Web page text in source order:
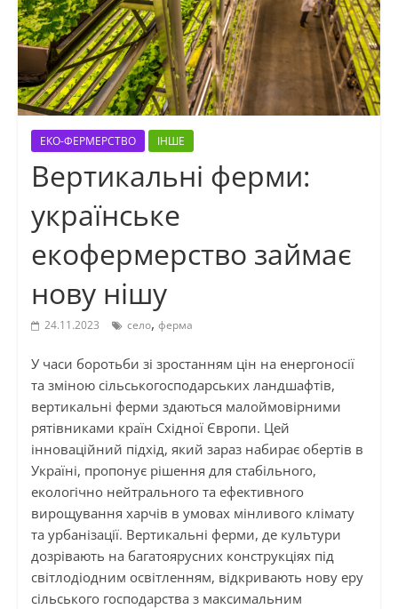
ЕКО-ФЕРМЕРСТВО ІНШЕ
Вертикальні ферми:
українське
екофермерство займає
нову нішу
24.11.2023 село, ферма
У часи боротьби зі зростанням цін на енергоносії
та зміною сільськогосподарських ландшафтів,
вертикальні ферми здаються малоймовірними
рятівниками країн Східної Європи. Цей
інноваційний підхід, який зараз набирає обертів в
Україні, пропонує рішення для стабільного,
екологічно нейтрального та ефективного
вирощування харчів в умовах мінливого клімату
та урбанізації. Вертикальні ферми, де культури
дозрівають на багатоярусних конструкціях під
світлодіодним освітленням, відкривають нову еру
сільського господарства з максимальним